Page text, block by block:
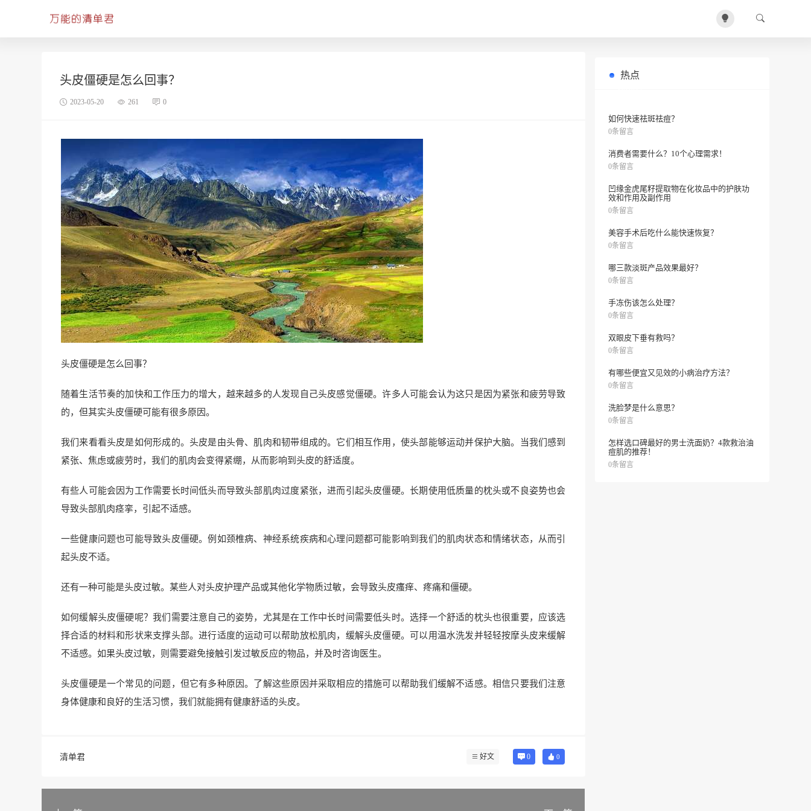
头皮僵硬是怎么回事？
2023-05-20 261 0
头皮僵硬是怎么回事？
随着生活节奏的加快和工作压力的增大，越来越多的人发现自己头皮感觉僵硬。许多人可能会认为这只是因为紧张和疲劳导致
的，但其实头皮僵硬可能有很多原因。
我们来看看头皮是如何形成的。头皮是由头骨、肌肉和韧带组成的。它们相互作用，使头部能够运动并保护大脑。当我们感到
紧张、焦虑或疲劳时，我们的肌肉会变得紧绷，从而影响到头皮的舒适度。
有些人可能会因为工作需要长时间低头而导致头部肌肉过度紧张，进而引起头皮僵硬。长期使用低质量的枕头或不良姿势也会
导致头部肌肉痉挛，引起不适感。
一些健康问题也可能导致头皮僵硬。例如颈椎病、神经系统疾病和心理问题都可能影响到我们的肌肉状态和情绪状态，从而引
起头皮不适。
还有一种可能是头皮过敏。某些人对头皮护理产品或其他化学物质过敏，会导致头皮瘙痒、疼痛和僵硬。
如何缓解头皮僵硬呢？我们需要注意自己的姿势，尤其是在工作中长时间需要低头时。选择一个舒适的枕头也很重要，应该选
择合适的材料和形状来支撑头部。进行适度的运动可以帮助放松肌肉，缓解头皮僵硬。可以用温水洗发并轻轻按摩头皮来缓解
不适感。如果头皮过敏，则需要避免接触引发过敏反应的物品，并及时咨询医生。
头皮僵硬是一个常见的问题，但它有多种原因。了解这些原因并采取相应的措施可以帮助我们缓解不适感。相信只要我们注意
身体健康和良好的生活习惯，我们就能拥有健康舒适的头皮。
清单君 好文 0 0
热点
如何快速祛斑祛痘？
0条留言
消费者需要什么？10个心理需求！
0条留言
凹缘金虎尾籽提取物在化妆品中的护肤功
效和作用及副作用
0条留言
美容手术后吃什么能快速恢复？
0条留言
哪三款淡斑产品效果最好？
0条留言
手冻伤该怎么处理？
0条留言
双眼皮下垂有救吗？
0条留言
有哪些便宜又见效的小病治疗方法？
0条留言
洗脸梦是什么意思？
0条留言
怎样选口碑最好的男士洗面奶？4款救治油
痘肌的推荐！
0条留言